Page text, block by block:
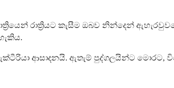
රාත්‍රියට කැසීම ඔබව නින්දෙන්
ආසාදනයි. ඇතැම් පුද්ගලයින්ට